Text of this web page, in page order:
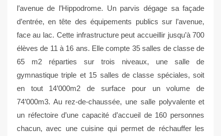
l’avenue de l’Hippodrome. Un parvis dégage sa façade
d’entrée, en tête des équipements publics sur l’avenue,
face au lac. Cette infrastructure peut accueillir jusqu’à 700
élèves de 11 à 16 ans. Elle compte 35 salles de classe de
65 m2 réparties sur trois niveaux, une salle de
gymnastique triple et 15 salles de classe spéciales, soit
en tout 14’000m2 de surface pour un volume de
74’000m3. Au rez-de-chaussée, une salle polyvalente et
un réfectoire d’une capacité d’accueil de 160 personnes
chacun, avec une cuisine qui permet de réchauffer les